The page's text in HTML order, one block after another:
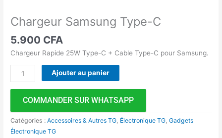
Chargeur Samsung Type-C
5.900 CFA
Chargeur Rapide 25W Type-C + Cable Type-C pour Samsung.
Ajouter au panier
COMMANDER SUR WHATSAPP
Catégories :Accessoires & Autres TG, Électronique TG,Gadgets
Électronique TG